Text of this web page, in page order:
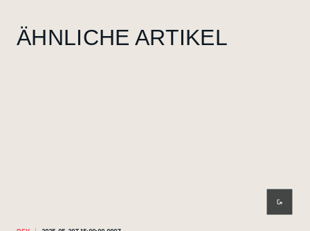
ÄHNLICHE ARTIKEL